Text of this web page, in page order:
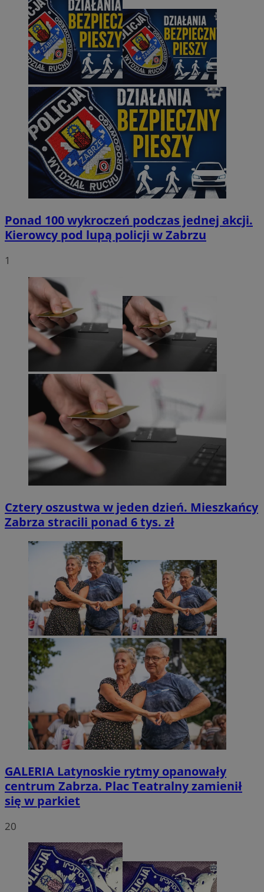
Ponad 100 wykroczeń podczas jednej akcji.
Kierowcy pod lupą policji w Zabrzu
1
Cztery oszustwa w jeden dzień. Mieszkańcy
Zabrza stracili ponad 6 tys. zł
GALERIA Latynoskie rytmy opanowały
centrum Zabrza. Plac Teatralny zamienił
się w parkiet
20